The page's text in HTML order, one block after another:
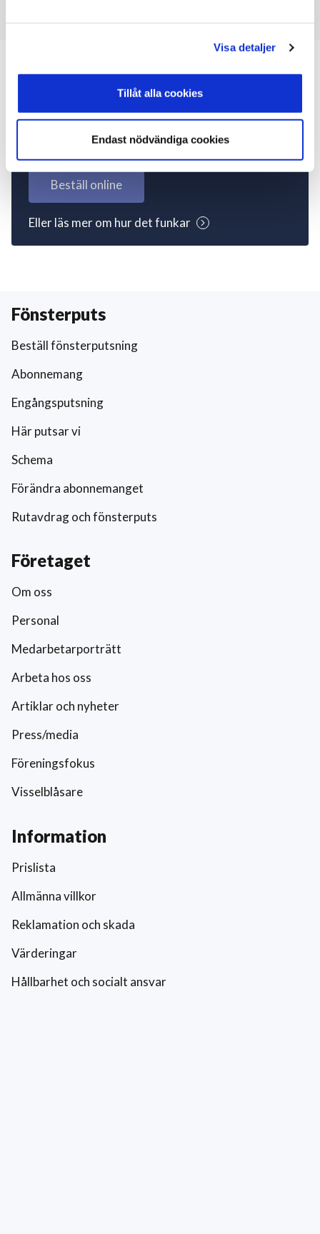
Visa detaljer
Tillåt alla cookies
Endast nödvändiga cookies
Inte kund ännu? Kom
igång nu!
Beställ online
Eller läs mer om hur det funkar
Fönsterputs
Beställ fönsterputsning
Abonnemang
Engångsputsning
Här putsar vi
Schema
Förändra abonnemanget
Rutavdrag och fönsterputs
Företaget
Om oss
Personal
Medarbetarporträtt
Arbeta hos oss
Artiklar och nyheter
Press/media
Föreningsfokus
Visselblåsare
Information
Prislista
Allmänna villkor
Reklamation och skada
Värderingar
Hållbarhet och socialt ansvar